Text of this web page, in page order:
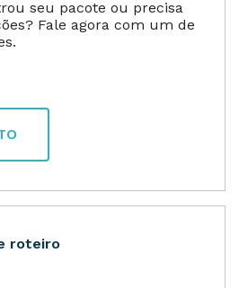
seu pacote ou precisa
Fale agora com um de
roteiro